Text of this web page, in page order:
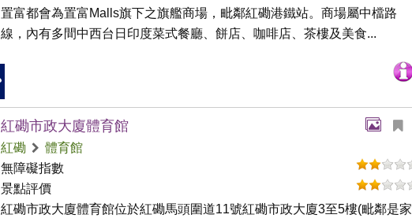
置富都會為置富Malls旗下之旗艦商場，毗鄰紅磡港鐵站。商場屬中檔路
線，內有多間中西台日印度菜式餐廳、餅店、咖啡店、茶樓及美食...
紅磡市政大廈體育館
紅磡
體育館
無障礙指數
景點評價
紅磡市政大廈體育館位於紅磡馬頭圍道11號紅磡市政大廈3至5樓(毗鄰是家